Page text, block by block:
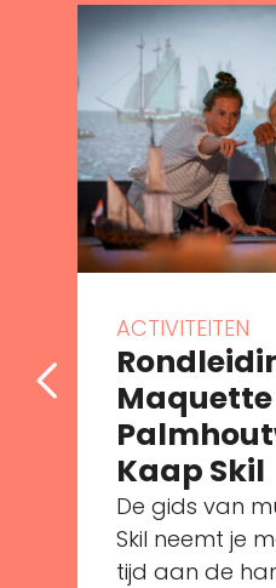
ACTIVITEITEN
Maquette
Kaap Skil
De gids van
Skil neemt je
tijd aan de